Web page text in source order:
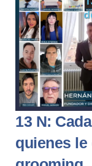
13 N:
quienes le